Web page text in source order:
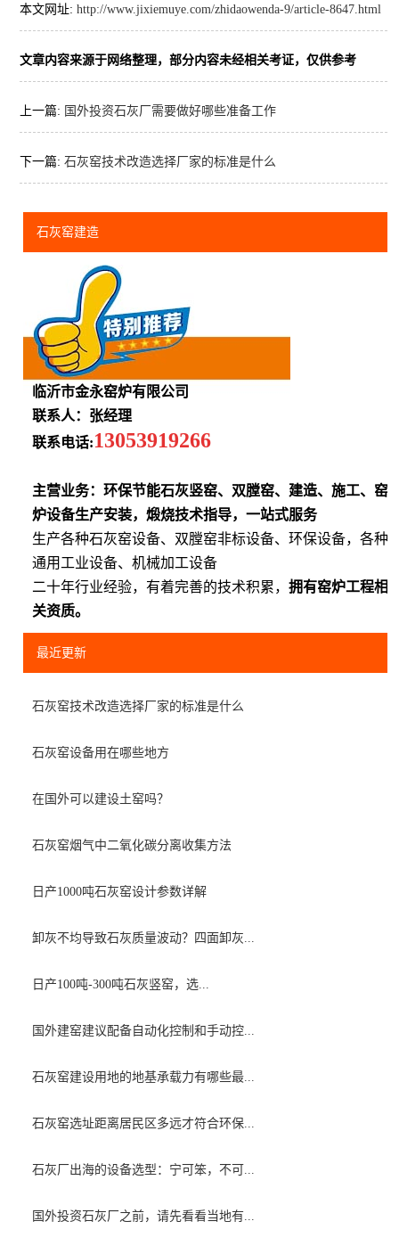
本文网址: http://www.jixiemuye.com/zhidaowenda-9/article-8647.html
文章内容来源于网络整理，部分内容未经相关考证，仅供参考
上一篇: 国外投资石灰厂需要做好哪些准备工作
下一篇: 石灰窑技术改造选择厂家的标准是什么
石灰窑建造
临沂市金永窑炉有限公司
联系人：张经理
联系电话:13053919266
主营业务：环保节能石灰竖窑、双膛窑、建造、施工、窑
炉设备生产安装，煅烧技术指导，一站式服务
生产各种石灰窑设备、双膛窑非标设备、环保设备，各种
通用工业设备、机械加工设备
二十年行业经验，有着完善的技术积累，拥有窑炉工程相
关资质。
最近更新
石灰窑技术改造选择厂家的标准是什么
石灰窑设备用在哪些地方
在国外可以建设土窑吗？
石灰窑烟气中二氧化碳分离收集方法
日产1000吨石灰窑设计参数详解
卸灰不均导致石灰质量波动？四面卸灰...
日产100吨-300吨石灰竖窑，选...
国外建窑建议配备自动化控制和手动控...
石灰窑建设用地的地基承载力有哪些最...
石灰窑选址距离居民区多远才符合环保...
石灰厂出海的设备选型：宁可笨，不可...
国外投资石灰厂之前，请先看看当地有...